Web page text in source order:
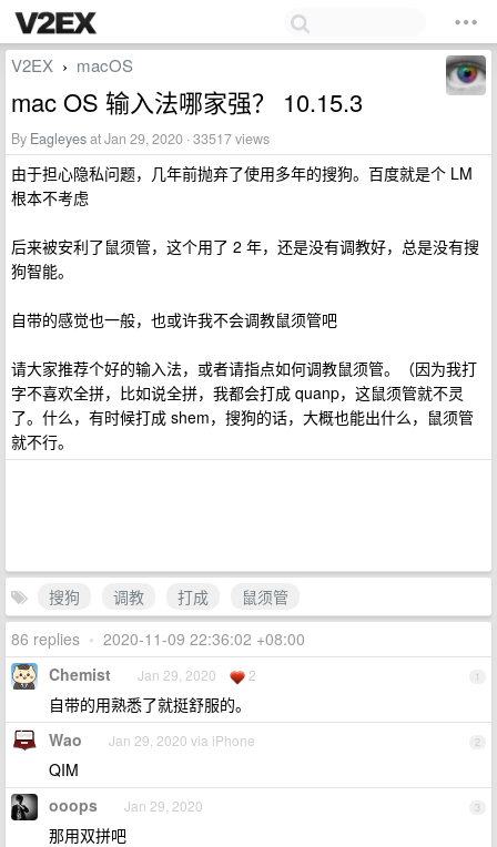
V2EX › macOS
mac OS 输入法哪家强？ 10.15.3
By Eagleyesat Jan 29, 2020 · 33517 views
由于担心隐私问题，几年前抛弃了使用多年的搜狗。百度就是个 LM
根本不考虑
后来被安利了鼠须管，这个用了 2 年，还是没有调教好，总是没有搜
狗智能。
自带的感觉也一般，也或许我不会调教鼠须管吧
请大家推荐个好的输入法，或者请指点如何调教鼠须管。（因为我打
字不喜欢全拼，比如说全拼，我都会打成 quanp，这鼠须管就不灵
了。什么，有时候打成 shem，搜狗的话，大概也能出什么，鼠须管
就不行。
搜狗 调教 打成
鼠须管
86 replies • 2020-11-09 22:36:02 +08:00
1
Chemist Jan 29, 2020 2
自带的用熟悉了就挺舒服的。
2
Wao Jan 29, 2020 via iPhone
QIM
3
ooops Jan 29, 2020
那用双拼吧